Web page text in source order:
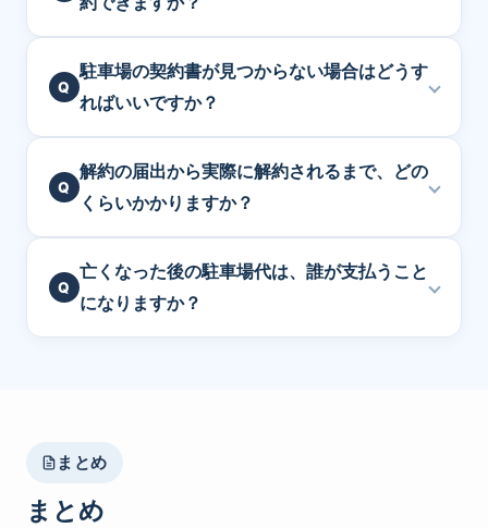
駐車場の契約書が見つからない場合はどうす
ればいいですか？
解約の届出から実際に解約されるまで、どの
くらいかかりますか？
亡くなった後の駐車場代は、誰が支払うこと
になりますか？
まとめ
まとめ